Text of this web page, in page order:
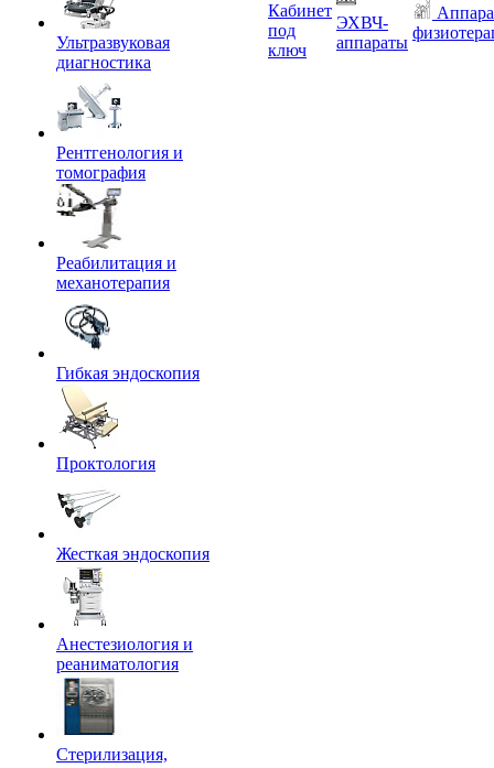
Ультразвуковая
диагностика
Рентгенология и
томография
Реабилитация и
механотерапия
Гибкая эндоскопия
Проктология
Жесткая эндоскопия
Анестезиология и
реаниматология
Стерилизация,
Кабинет
под
ключ
ЭХВЧ-
аппараты